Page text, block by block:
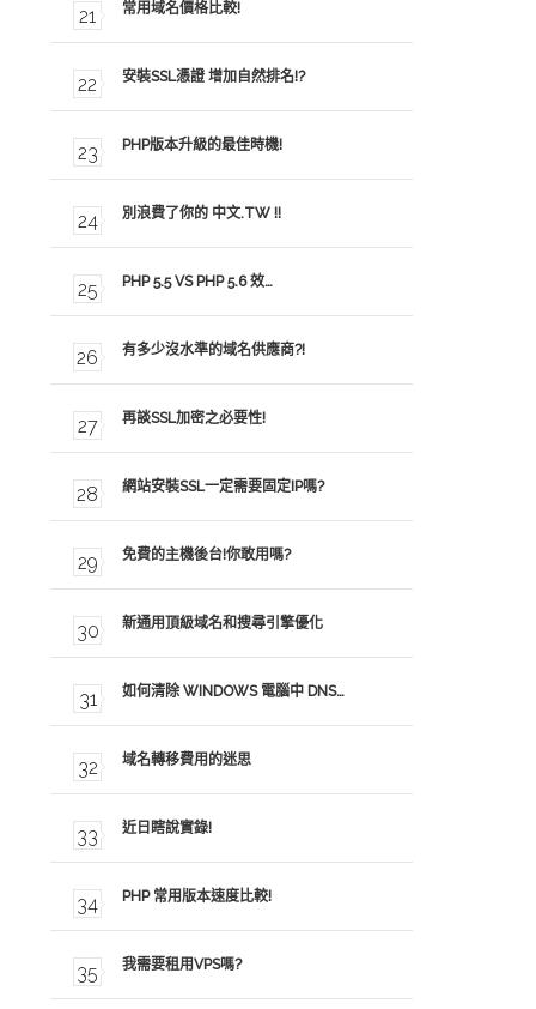
常用域名價格比較!
安裝SSL憑證 增加自然排名!?
PHP版本升級的最佳時機!
別浪費了你的 中文.TW !!
PHP 5.5 VS PHP 5.6 效…
有多少沒水準的域名供應商?!
再談SSL加密之必要性!
網站安裝SSL一定需要固定IP嗎?
免費的主機後台!你敢用嗎?
新通用頂級域名和搜尋引擎優化
如何清除 WINDOWS 電腦中 DNS…
域名轉移費用的迷思
近日瞎說實錄!
PHP 常用版本速度比較!
我需要租用VPS嗎?